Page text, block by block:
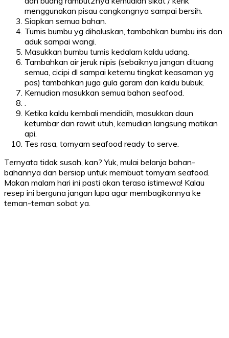
menggunakan pisau cangkangnya sampai bersih.
Siapkan semua bahan.
Tumis bumbu yg dihaluskan, tambahkan bumbu iris dan
aduk sampai wangi.
Masukkan bumbu tumis kedalam kaldu udang.
Tambahkan air jeruk nipis (sebaiknya jangan dituang
semua, cicipi dl sampai ketemu tingkat keasaman yg
pas) tambahkan juga gula garam dan kaldu bubuk.
Kemudian masukkan semua bahan seafood.
.
Ketika kaldu kembali mendidih, masukkan daun
ketumbar dan rawit utuh, kemudian langsung matikan
api.
Tes rasa, tomyam seafood ready to serve.
Ternyata tidak susah, kan? Yuk, mulai belanja bahan-
bahannya dan bersiap untuk membuat tomyam seafood.
Makan malam hari ini pasti akan terasa istimewa! Kalau
resep ini berguna jangan lupa agar membagikannya ke
teman-teman sobat ya.